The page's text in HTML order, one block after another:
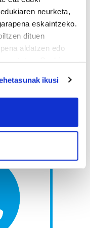
neurketa,
eskaintzeko.
dituen
aldatzen edo
geographical
scanning it for
data is processed
section
besteak beste,
ikusi